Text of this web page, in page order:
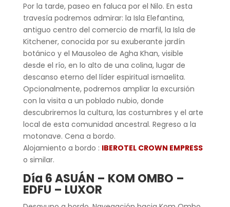
Por la tarde, paseo en faluca por el Nilo. En esta
travesía podremos admirar: la Isla Elefantina,
antiguo centro del comercio de marfil, la Isla de
Kitchener, conocida por su exuberante jardín
botánico y el Mausoleo de Agha Khan, visible
desde el río, en lo alto de una colina, lugar de
descanso eterno del líder espiritual ismaelita.
Opcionalmente, podremos ampliar la excursión
con la visita a un poblado nubio, donde
descubriremos la cultura, las costumbres y el arte
local de esta comunidad ancestral. Regreso a la
motonave. Cena a bordo.
Alojamiento a bordo : IBEROTEL CROWN EMPRESS
o similar.
Día 6 ASUÁN – KOM OMBO –
EDFU – LUXOR